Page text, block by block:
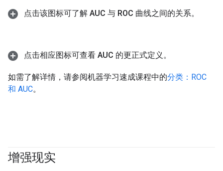
点击该图标可了解 AUC 与 ROC 曲线之间的关系。
点击相应图标可查看 AUC 的更正式定义。
如需了解详情，请参阅机器学习速成课程中的分类：ROC
和 AUC。
增强现实